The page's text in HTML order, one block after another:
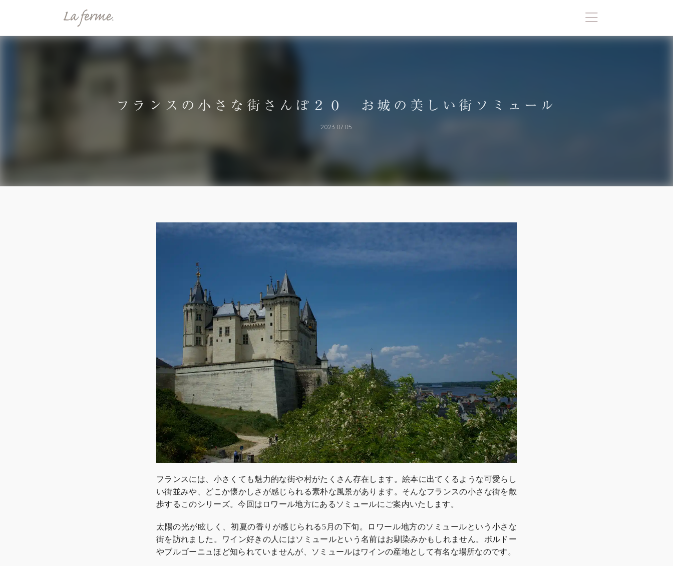
フランスの小さな街さんぽ２０ お城の美しい街ソミュール
2023.07.05
フランスには、小さくても魅力的な街や村がたくさん存在します。絵本に出てくるような可愛らし
い街並みや、どこか懐かしさが感じられる素朴な風景があります。そんなフランスの小さな街を散
歩するこのシリーズ。今回はロワール地方にあるソミュールにご案内いたします。
太陽の光が眩しく、初夏の香りが感じられる 5 月の下旬。ロワール地方のソミュールという小さな
街を訪れました。ワイン好きの人にはソミュールという名前はお馴染みかもしれません。ボルドー
やブルゴーニュほど知られていませんが、ソミュールはワインの産地として有名な場所なのです。